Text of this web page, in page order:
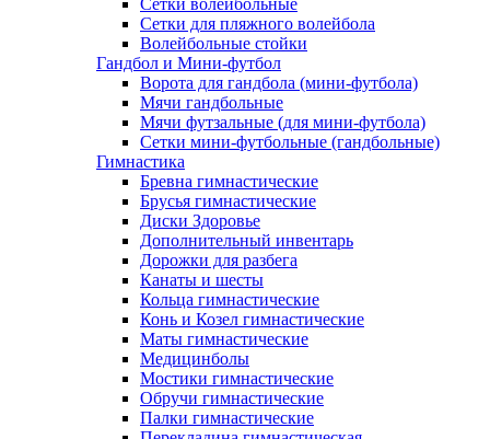
Сетки волейбольные
Сетки для пляжного волейбола
Волейбольные стойки
Гандбол и Мини-футбол
Ворота для гандбола (мини-футбола)
Мячи гандбольные
Мячи футзальные (для мини-футбола)
Сетки мини-футбольные (гандбольные)
Гимнастика
Бревна гимнастические
Брусья гимнастические
Диски Здоровье
Дополнительный инвентарь
Дорожки для разбега
Канаты и шесты
Кольца гимнастические
Конь и Козел гимнастические
Маты гимнастические
Медицинболы
Мостики гимнастические
Обручи гимнастические
Палки гимнастические